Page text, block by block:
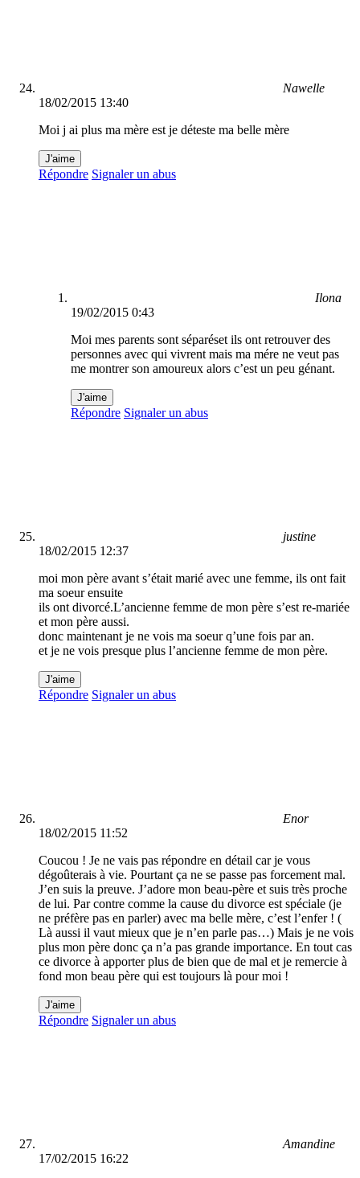
Nawelle
18/02/2015 13:40
Moi j ai plus ma mère est je déteste ma belle mère
J'aime
Répondre Signaler un abus
Ilona
19/02/2015 0:43
Moi mes parents sont séparéset ils ont retrouver des
personnes avec qui vivrent mais ma mére ne veut pas
me montrer son amoureux alors c’est un peu génant.
J'aime
Répondre Signaler un abus
justine
18/02/2015 12:37
moi mon père avant s’était marié avec une femme, ils ont fait
ma soeur ensuite
ils ont divorcé.L’ancienne femme de mon père s’est re-mariée
et mon père aussi.
donc maintenant je ne vois ma soeur q’une fois par an.
et je ne vois presque plus l’ancienne femme de mon père.
J'aime
Répondre Signaler un abus
Enor
18/02/2015 11:52
Coucou ! Je ne vais pas répondre en détail car je vous
dégoûterais à vie. Pourtant ça ne se passe pas forcement mal.
J’en suis la preuve. J’adore mon beau-père et suis très proche
de lui. Par contre comme la cause du divorce est spéciale (je
ne préfère pas en parler) avec ma belle mère, c’est l’enfer ! (
Là aussi il vaut mieux que je n’en parle pas…) Mais je ne vois
plus mon père donc ça n’a pas grande importance. En tout cas
ce divorce à apporter plus de bien que de mal et je remercie à
fond mon beau père qui est toujours là pour moi !
J'aime
Répondre Signaler un abus
Amandine
17/02/2015 16:22